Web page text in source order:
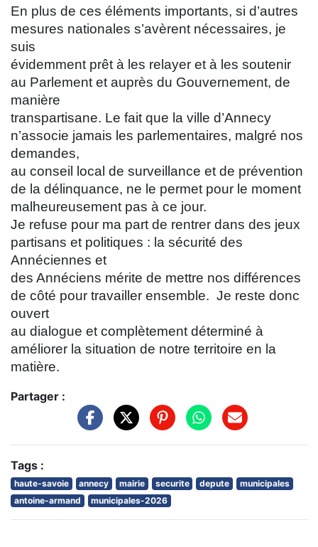
En plus de ces éléments importants, si d’autres
mesures nationales s’avèrent nécessaires, je
suis
évidemment prêt à les relayer et à les soutenir
au Parlement et auprès du Gouvernement, de
manière
transpartisane. Le fait que la ville d’Annecy
n’associe jamais les parlementaires, malgré nos
demandes,
au conseil local de surveillance et de prévention
de la délinquance, ne le permet pour le moment
malheureusement pas à ce jour.
Je refuse pour ma part de rentrer dans des jeux
partisans et politiques : la sécurité des
Annéciennes et
des Annéciens mérite de mettre nos différences
de côté pour travailler ensemble. Je reste donc
ouvert
au dialogue et complètement déterminé à
améliorer la situation de notre territoire en la
matière.
Partager :
Tags :
haute-savoie annecy mairie securite depute
municipales
antoine-armand
municipales-2026